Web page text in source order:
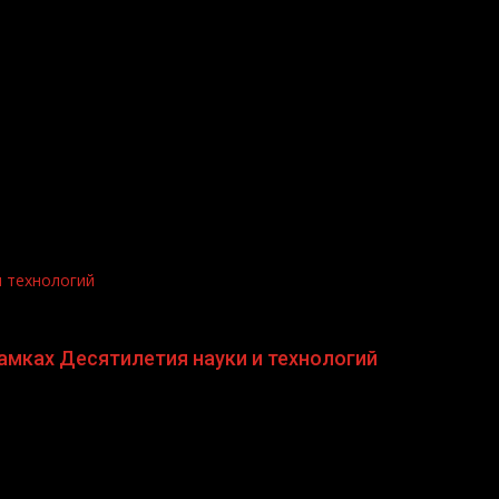
Десятилетия науки и технологий